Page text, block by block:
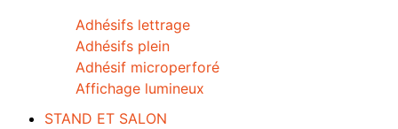
Adhésifs lettrage
Adhésifs plein
Adhésif microperforé
Affichage lumineux
STAND ET SALON